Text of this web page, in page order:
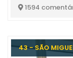
1594
43 - SÃO